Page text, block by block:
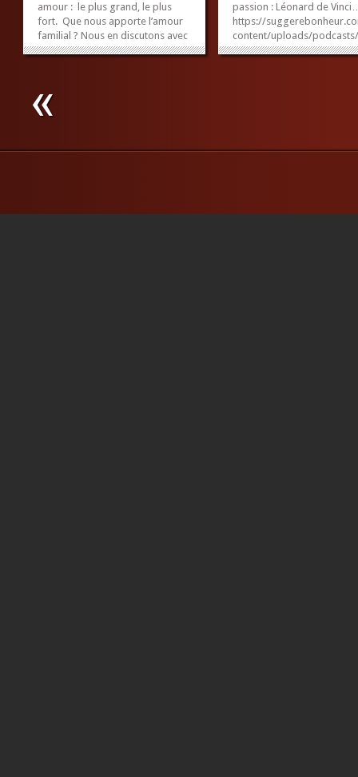
amour : le plus grand, le plus
fort. Que nous apporte l’amour
familial ? Nous en discutons avec
2 personnes d’horizons
et un homme d’origine
chilienne, Juan Godoy. Quelle
passion : Léonard de
https://
content/uploads/
Play in new window |